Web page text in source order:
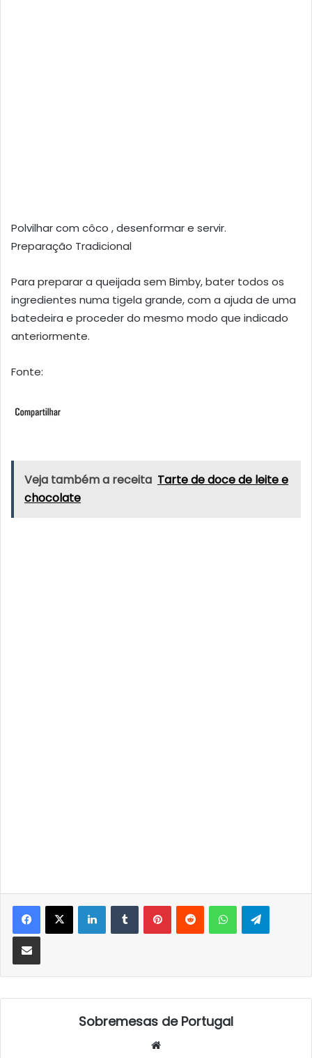
Polvilhar com côco , desenformar e servir.
Preparação Tradicional
Para preparar a queijada sem Bimby, bater todos os
ingredientes numa tigela grande, com a ajuda de uma
batedeira e proceder do mesmo modo que indicado
anteriormente.
Fonte:
Veja também a receita Tarte de doce de leite e
chocolate
LinkedInTumblrPinterestReddit WhatsApp
Partilhar Via Email
Sobremesas de Portugal